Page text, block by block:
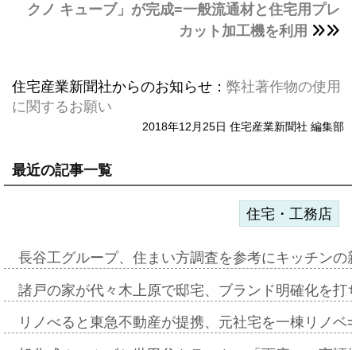
クノ キューブ」が完成=一般流通材と住宅用プレ
カット加工機を利用
住宅産業新聞社からのお知らせ： 弊社著作物の使用
に関するお願い
2018年12月25日 住宅産業新聞社 編集部
最近の記事一覧
住宅・工務店
長谷工グループ、住まい方調査を参考にキッチン
諸戸の家が代々木上原で邸宅、ブランド明確化を
リノべると東急不動産が提携、元社宅を一棟リノ